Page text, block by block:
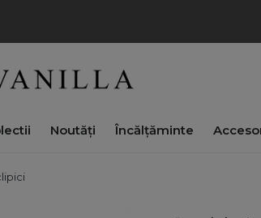
Noutăți Încălțăminte